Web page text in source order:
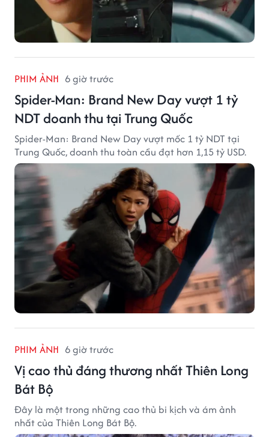
PHIM ẢNH 6 giờ trước
Spider-Man: Brand New Day vượt 1 tỷ
NDT doanh thu tại Trung Quốc
Spider-Man: Brand New Day vượt mốc 1 tỷ NDT tại
Trung Quốc, doanh thu toàn cầu đạt hơn 1,15 tỷ USD.
PHIM ẢNH 6 giờ trước
Vị cao thủ đáng thương nhất Thiên Long
Bát Bộ
Đây là một trong những cao thủ bi kịch và ám ảnh
nhất của Thiên Long Bát Bộ.